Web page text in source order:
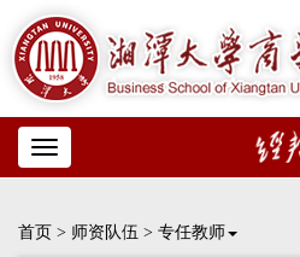
Toggle
navigation
首页 > 师资队伍 > 专任教师